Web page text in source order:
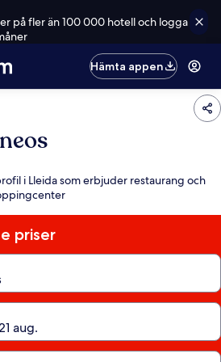
på fler än 100 000 hotell och logga
Hämta appen
i Lleida som erbjuder restaurang och
priser